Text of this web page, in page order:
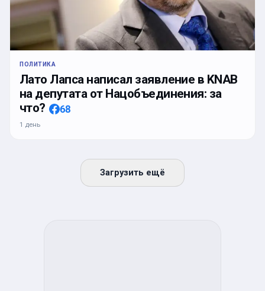
ПОЛИТИКА
Лато Лапса написал заявление в KNAB
на депутата от Нацобъединения: за
что?
68
1 день
Загрузить ещё